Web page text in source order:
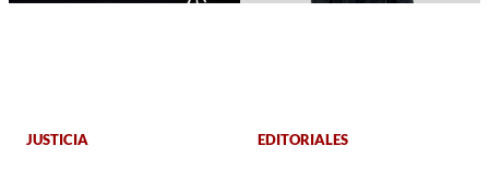
JUSTICIA EDITORIALES